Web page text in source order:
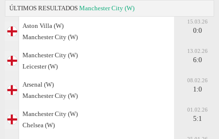
ÚLTIMOS RESULTADOS Manchester City (W)
Aston Villa (W)
Manchester City (W)
15.03.26
0:0
Manchester City (W)
Leicester (W)
13.02.26
6:0
Arsenal (W)
Manchester City (W)
08.02.26
1:0
Manchester City (W)
Chelsea (W)
01.02.26
5:1